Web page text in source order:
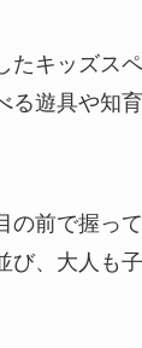
たキッズス
る遊具や知
の前で握っ
び、大人も